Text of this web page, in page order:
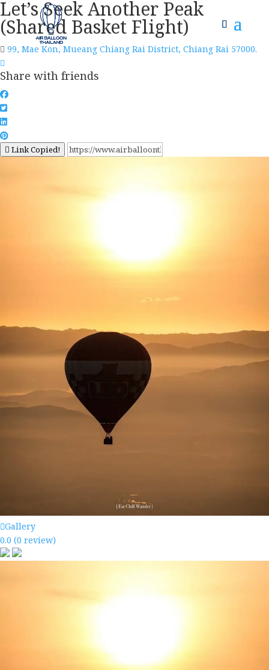
Let’s Seek Another Peak
(Shared Basket Flight)
99, Mae Kon, Mueang Chiang Rai District, Chiang Rai 57000.
Share with friends
Link Copied!
Gallery
0.0 (0 review)